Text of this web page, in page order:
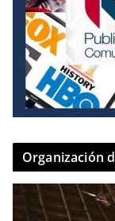
Organización